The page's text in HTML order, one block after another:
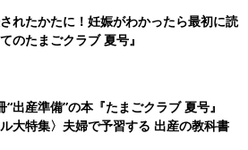
れたかたに！妊娠がわかったら最初に読
のたまごクラブ 夏号』
“出産準備”の本『たまごクラブ 夏号』
ル大特集〉夫婦で予習する 出産の教科書